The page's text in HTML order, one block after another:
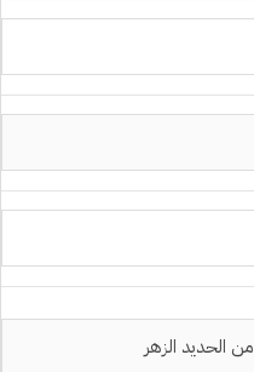
الحديد الزهر